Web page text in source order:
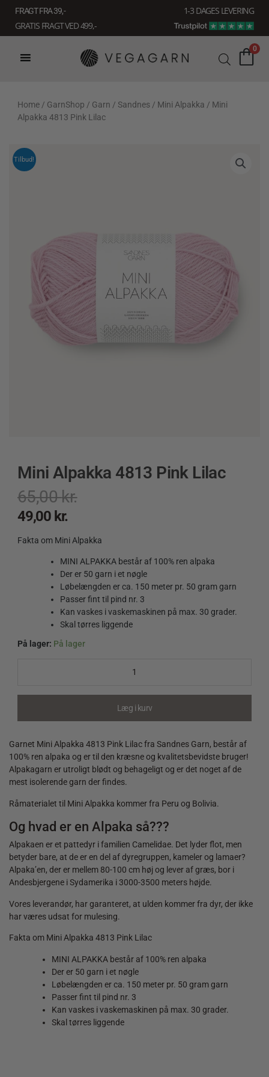
indholdet
FRAGT FRA 39, -
1-3 DAGES LEVERING
GRATIS FRAGT VED 499,-
0
Home / GarnShop / Garn / Sandnes / Mini Alpakka / Mini
Alpakka 4813 Pink Lilac
Tilbud!
Mini Alpakka 4813 Pink Lilac
65,00kr.
49,00 kr.
Fakta om Mini Alpakka
MINI ALPAKKA består af 100% ren alpaka
Der er 50 garn i et nøgle
Løbelængden er ca. 150 meter pr. 50 gram garn
Passer fint til pind nr. 3
Kan vaskes i vaskemaskinen på max. 30 grader.
Skal tørres liggende
På lager: På lager
Læg i kurv
Garnet Mini Alpakka 4813 Pink Lilac fra Sandnes Garn, består af
100% ren alpaka og er til den kræsne og kvalitetsbevidste bruger!
Alpakagarn er utroligt blødt og behageligt og er det noget af de
mest isolerende garn der findes.
Råmaterialet til Mini Alpakka kommer fra Peru og Bolivia.
Og hvad er en Alpaka så???
Alpakaen er et pattedyr i familien Camelidae. Det lyder flot, men
betyder bare, at de er en del af dyregruppen, kameler og lamaer?
Alpaka’en, der er mellem 80-100 cm høj og lever af græs, bor i
Andesbjergene i Sydamerika i 3000-3500 meters højde.
Vores leverandør, har garanteret, at ulden kommer fra dyr, der ikke
har væres udsat for mulesing.
Fakta om Mini Alpakka 4813 Pink Lilac
MINI ALPAKKA består af 100% ren alpaka
Der er 50 garn i et nøgle
Løbelængden er ca. 150 meter pr. 50 gram garn
Passer fint til pind nr. 3
Kan vaskes i vaskemaskinen på max. 30 grader.
Skal tørres liggende